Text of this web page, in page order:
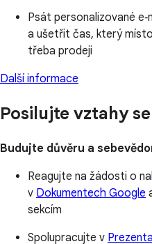
Psát personalizované
a ušetřit čas, který
třeba prodeji
Další informace
Posilujte vztahy
Budujte důvěru a
Reagujte na žádosti o
v Dokumentech Google
sekcím
Spolupracujte v